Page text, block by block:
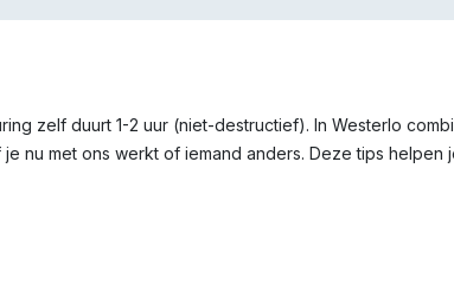
zelf duurt 1-2 uur (niet-destructief). In Westerlo
nu met ons werkt of iemand anders. Deze tips helpen